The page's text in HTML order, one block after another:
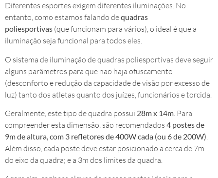
Diferentes esportes exigem diferentes iluminações. No
entanto, como estamos falando dequadras
poliesportivas (que funcionam para vários), o ideal é que a
iluminação seja funcional para todos eles.
O sistema de iluminação de quadras poliesportivas deve seguir
alguns parâmetros para que não haja ofuscamento
(desconforto e redução da capacidade de visão por excesso de
luz) tanto dos atletas quanto dos juízes, funcionários e torcida.
Geralmente, este tipo de quadra possui 28m x 14m . Para
compreender esta dimensão, são recomendados 4 postes de
9m de altura, com 3 refletores de 400W cada (ou 6 de 200W)
Além disso, cada poste deve estar posicionado a cerca de 7m
do eixo da quadra; e a 3m dos limites da quadra.